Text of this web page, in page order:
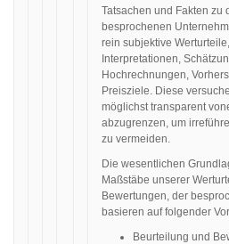
Tatsachen und Fakten zu
besprochenen
rein subjektive Werturteile,
Interpretationen,
Hochrechnungen,
Preisziele. Diese
möglichst transparent
abzugrenzen, um
zu vermeiden.
Die wesentlichen
Maßstäbe unserer
Bewertungen, der
basieren auf folgender
Beurteilung und